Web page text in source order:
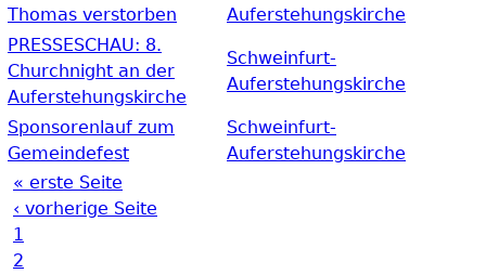
Thomas verstorben
Auferstehungskirche
PRESSESCHAU: 8.
Churchnight an der
Auferstehungskirche
Schweinfurt-
Auferstehungskirche
Sponsorenlauf zum
Gemeindefest
Schweinfurt-
Auferstehungskirche
Seiten
« erste Seite
‹ vorherige Seite
1
2